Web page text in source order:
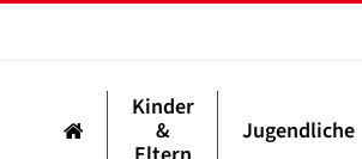
Kinder
&
Jugendliche